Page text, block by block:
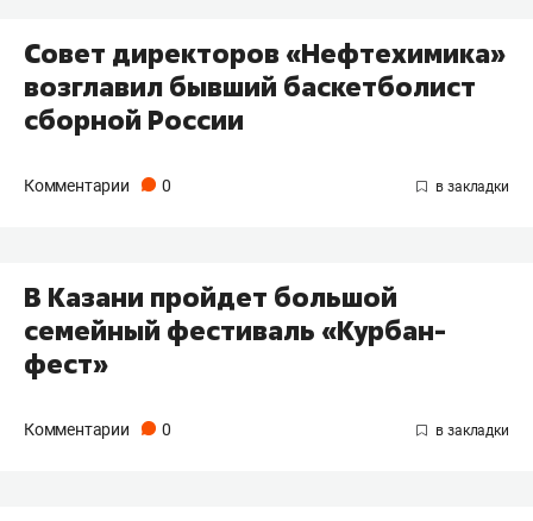
Совет директоров «Нефтехимика»
возглавил бывший баскетболист
сборной России
Комментарии 0
В Казани пройдет большой
семейный фестиваль «Курбан-
фест»
Комментарии 0